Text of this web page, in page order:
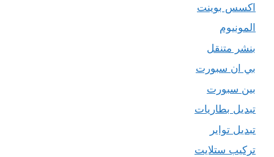
اكسس بوينت
المونيوم
بنشر متنقل
بي ان سبورت
بين سبورت
تبديل بطاريات
تبديل تواير
تركيب ستلايت